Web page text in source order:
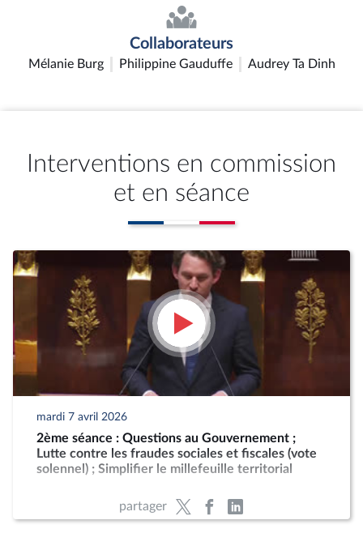
Collaborateurs
Mélanie Burg Philippine Gauduffe Audrey Ta Dinh
Interventions en commission
et en séance
mardi 7 avril 2026
2ème séance : Questions au Gouvernement ;
Lutte contre les fraudes sociales et fiscales (vote
solennel) ; Simplifier le millefeuille territorial
partager